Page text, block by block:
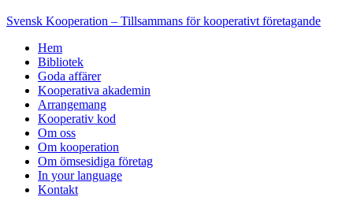
Svensk Kooperation – Tillsammans för kooperativt företagande
Hem
Bibliotek
Goda affärer
Kooperativa akademin
Arrangemang
Kooperativ kod
Om oss
Om kooperation
Om ömsesidiga företag
In your language
Kontakt